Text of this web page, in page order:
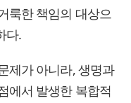
룩한 책임의 대상으
다.
제가 아니라, 생명과
에서 발생한 복합적